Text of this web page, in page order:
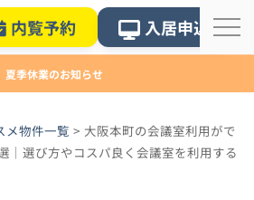
内覧予約 入居申込
夏季休業のお知らせ
メ物件一覧 > 大阪本町の会議室利用がで
｜選び方やコスパ良く会議室を利用する